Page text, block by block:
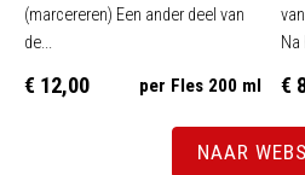
(marcereren) Een ander deel van
de...
€ 12,00 per Fles 200 ml
Na
€
NAAR